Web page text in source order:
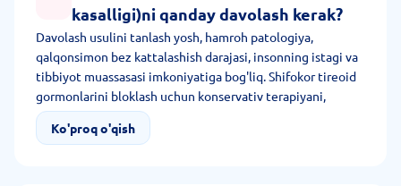
kasalligi)ni qanday davolash kerak?
Davolash usulini tanlash yosh, hamroh patologiya,
qalqonsimon bez kattalashish darajasi, insonning istagi va
tibbiyot muassasasi imkoniyatiga bog'liq. Shifokor tireoid
gormonlarini bloklash uchun konservativ terapiyani,
qalqonsimon bezni olib tashlash uchun jarrohlik davolashni
va radioyodterapiyani taklif qiladi.
Ko'proq o'qish